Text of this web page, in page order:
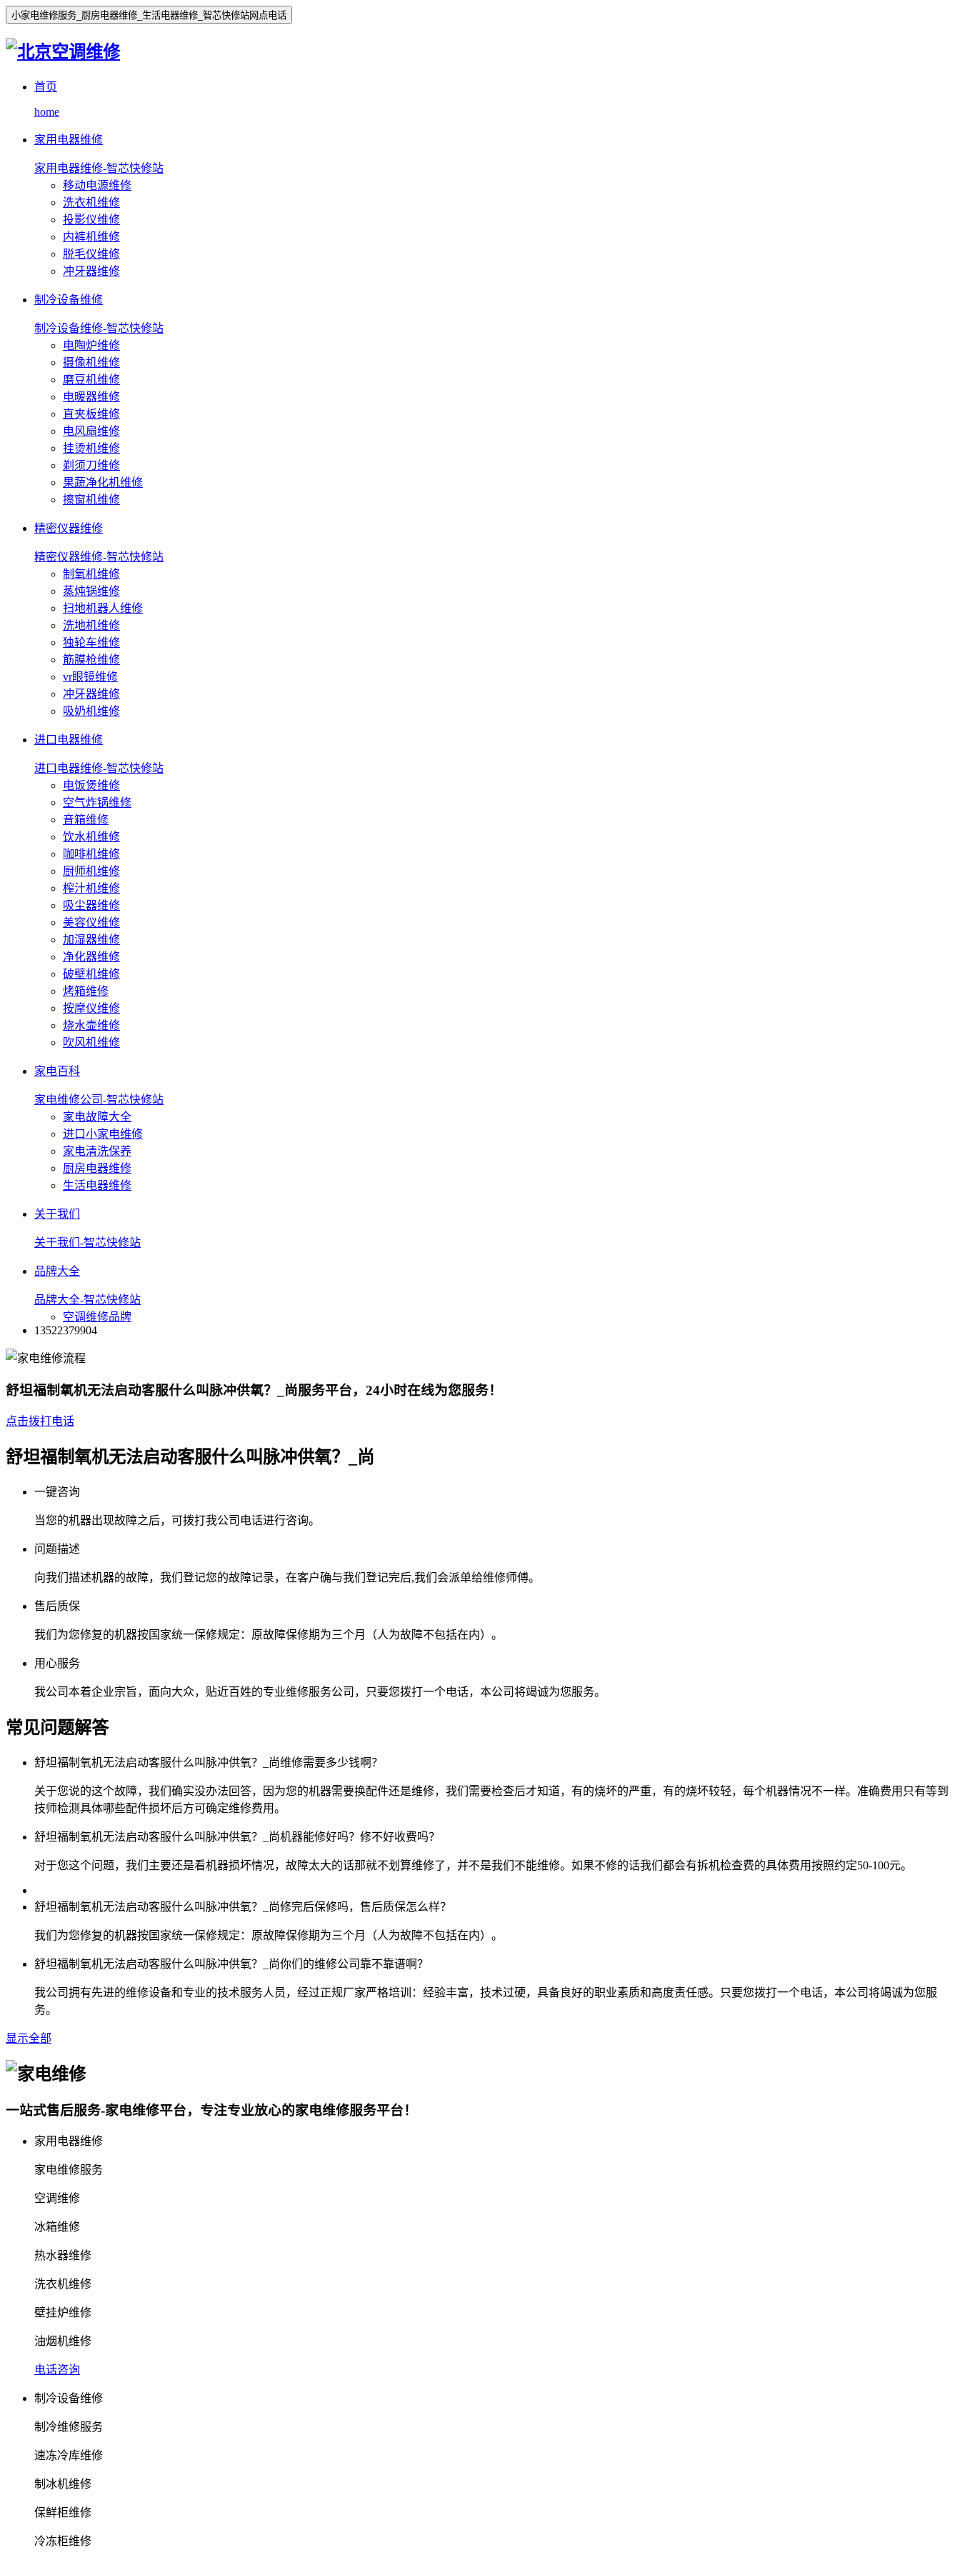
小家电维修服务_厨房电器维修_生活电器维修_智芯快修站网点电话
首页
home
家用电器维修
家用电器维修-智芯快修站
移动电源维修
洗衣机维修
投影仪维修
内裤机维修
脱毛仪维修
冲牙器维修
制冷设备维修
制冷设备维修-智芯快修站
电陶炉维修
摄像机维修
磨豆机维修
电暖器维修
直夹板维修
电风扇维修
挂烫机维修
剃须刀维修
果蔬净化机维修
擦窗机维修
精密仪器维修
精密仪器维修-智芯快修站
制氧机维修
蒸炖锅维修
扫地机器人维修
洗地机维修
独轮车维修
筋膜枪维修
vr眼镜维修
冲牙器维修
吸奶机维修
进口电器维修
进口电器维修-智芯快修站
电饭煲维修
空气炸锅维修
音箱维修
饮水机维修
咖啡机维修
厨师机维修
榨汁机维修
吸尘器维修
美容仪维修
加湿器维修
净化器维修
破壁机维修
烤箱维修
按摩仪维修
烧水壶维修
吹风机维修
家电百科
家电维修公司-智芯快修站
家电故障大全
进口小家电维修
家电清洗保养
厨房电器维修
生活电器维修
关于我们
关于我们-智芯快修站
品牌大全
品牌大全-智芯快修站
空调维修品牌
13522379904
舒坦福制氧机无法启动客服什么叫脉冲供氧？_尚服务平台，24小时在线为您服务！
点击拨打电话
舒坦福制氧机无法启动客服什么叫脉冲供氧？_尚
一键咨询
当您的机器出现故障之后，可拨打我公司电话进行咨询。
问题描述
向我们描述机器的故障，我们登记您的故障记录，在客户确与我们登记完后,我们会派单给维修师傅。
售后质保
我们为您修复的机器按国家统一保修规定：原故障保修期为三个月（人为故障不包括在内）。
用心服务
我公司本着企业宗旨，面向大众，贴近百姓的专业维修服务公司，只要您拨打一个电话，本公司将竭诚为您服务。
常见问题解答
舒坦福制氧机无法启动客服什么叫脉冲供氧？_尚维修需要多少钱啊？
关于您说的这个故障，我们确实没办法回答，因为您的机器需要换配件还是维修，我们需要检查后才知道，有的烧坏的严重，有的烧坏较轻，每个机器情况不一样。准确费用只有等到
技师检测具体哪些配件损坏后方可确定维修费用。
舒坦福制氧机无法启动客服什么叫脉冲供氧？_尚机器能修好吗？修不好收费吗？
对于您这个问题，我们主要还是看机器损坏情况，故障太大的话那就不划算维修了，并不是我们不能维修。如果不修的话我们都会有拆机检查费的具体费用按照约定50-100元。
舒坦福制氧机无法启动客服什么叫脉冲供氧？_尚修完后保修吗，售后质保怎么样？
我们为您修复的机器按国家统一保修规定：原故障保修期为三个月（人为故障不包括在内）。
舒坦福制氧机无法启动客服什么叫脉冲供氧？_尚你们的维修公司靠不靠谱啊？
我公司拥有先进的维修设备和专业的技术服务人员，经过正规厂家严格培训：经验丰富，技术过硬，具备良好的职业素质和高度责任感。只要您拨打一个电话，本公司将竭诚为您服
务。
显示全部
一站式售后服务-家电维修平台，专注专业放心的家电维修服务平台！
家用电器维修
家电维修服务
空调维修
冰箱维修
热水器维修
洗衣机维修
壁挂炉维修
油烟机维修
电话咨询
制冷设备维修
制冷维修服务
速冻冷库维修
制冰机维修
保鲜柜维修
冷冻柜维修